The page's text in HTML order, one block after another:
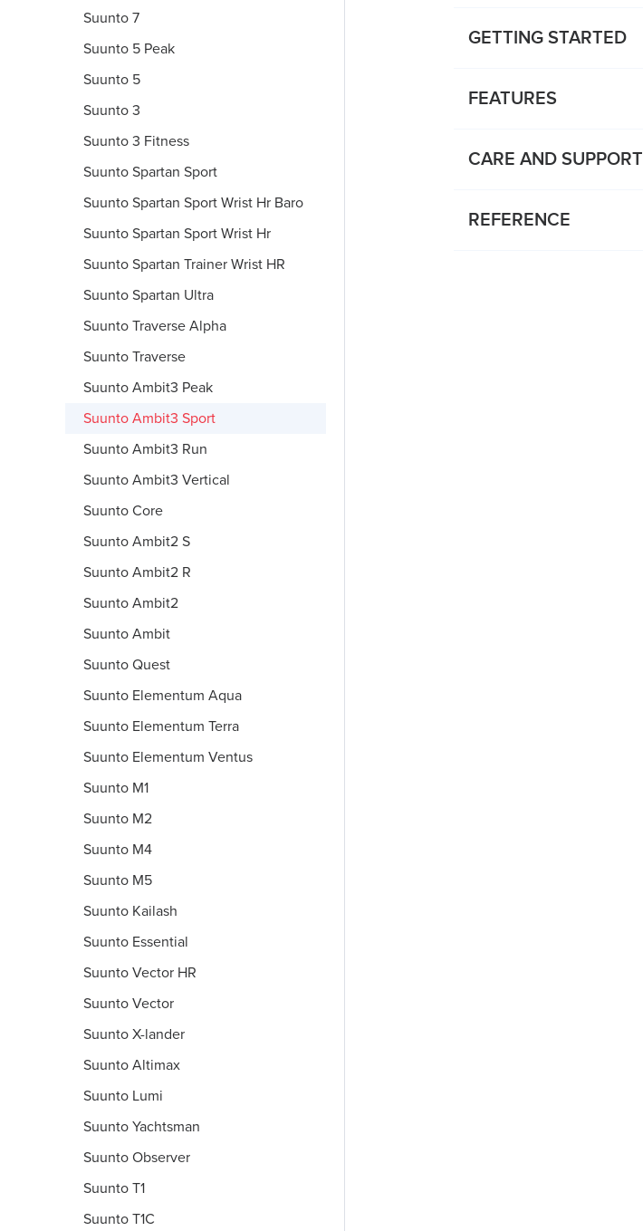
Suunto 7
Suunto 5 Peak
Suunto 5
Suunto 3
Suunto 3 Fitness
Suunto Spartan Sport
Suunto Spartan Sport Wrist Hr Baro
Suunto Spartan Sport Wrist Hr
Suunto Spartan Trainer Wrist HR
Suunto Spartan Ultra
Suunto Traverse Alpha
Suunto Traverse
Suunto Ambit3 Peak
Suunto Ambit3 Sport
Suunto Ambit3 Run
Suunto Ambit3 Vertical
Suunto Core
Suunto Ambit2 S
Suunto Ambit2 R
Suunto Ambit2
Suunto Ambit
Suunto Quest
Suunto Elementum Aqua
Suunto Elementum Terra
Suunto Elementum Ventus
Suunto M1
Suunto M2
Suunto M4
Suunto M5
Suunto Kailash
Suunto Essential
Suunto Vector HR
Suunto Vector
Suunto X-lander
Suunto Altimax
Suunto Lumi
Suunto Yachtsman
Suunto Observer
Suunto T1
Suunto T1C
GETTING STARTED
FEATURES
CARE AND SUPPORT
REFERENCE